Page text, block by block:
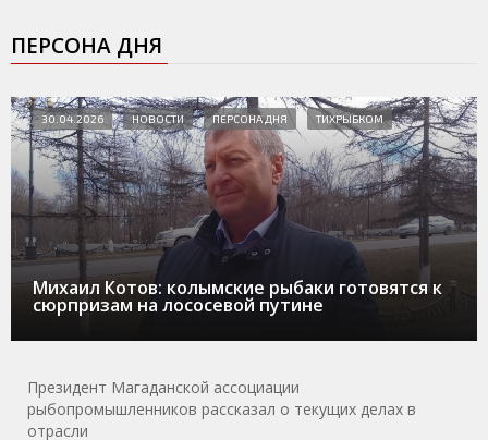
ПЕРСОНА ДНЯ
Михаил Котов: колымские рыбаки готовятся к
сюрпризам на лососевой путине
30.04.2026 НОВОСТИ ПЕРСОНА ДНЯ ТИХРЫБКОМ
Президент Магаданской ассоциации
рыбопромышленников рассказал о текущих делах в
отрасли